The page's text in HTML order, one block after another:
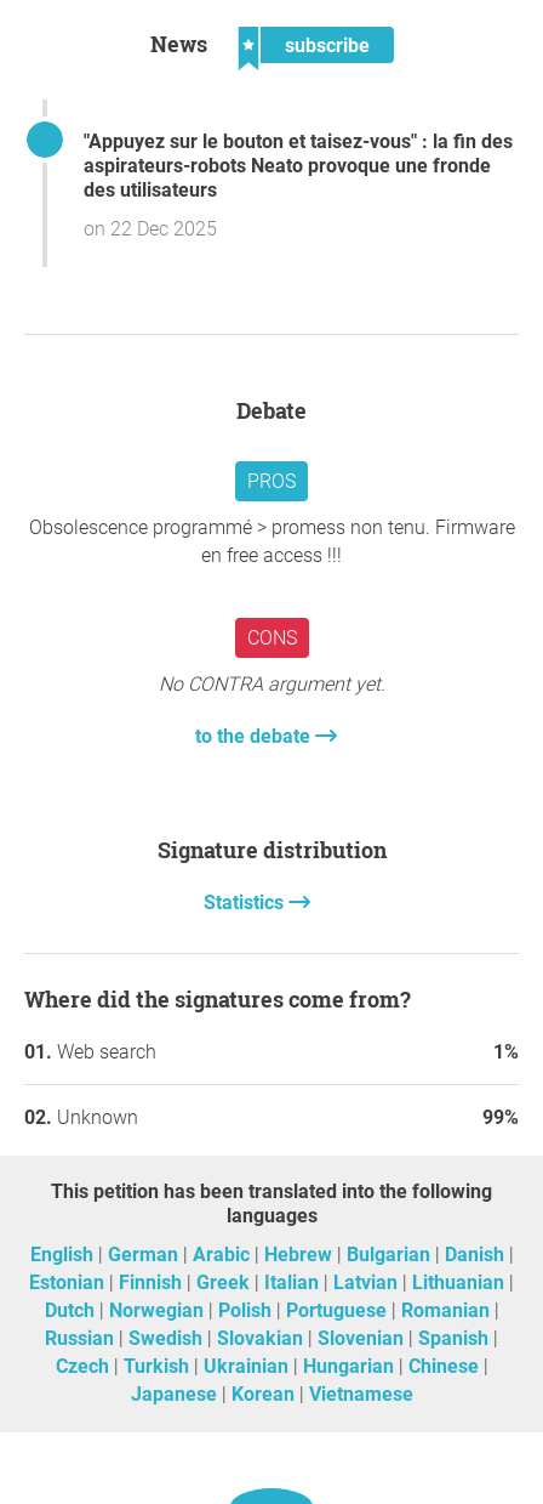
en dévalorisant leurs appareils fonctionnels.
équitable et respectueuse à cette situation, les signataires
s'abstiendront d'acheter tout produit du groupe Vorwerk à
l'avenir et déconseilleront à leur entourage de le faire.
Translated with DeepL.com (free version)
Thank you so much for your support,
News subscribe
"Appuyez sur le bouton et taisez-vous" : la fin des
aspirateurs-robots Neato provoque une fronde
des utilisateurs
on 22 Dec 2025
Debate
PROS
Obsolescence programmé > promess non tenu. Firmware
en free access !!!
CONS
No CONTRA argument yet.
to the debate
Signature distribution
Statistics
Where did the signatures come from?
Web search 1%
Unknown 99%
This petition has been translated into the following
languages
English
German Arabic Hebrew Bulgarian
Danish
Estonian
Finnish Greek Italian Latvian
Lithuanian
Dutch
Norwegian Polish Portuguese
Romanian
Russian
Swedish Slovakian Slovenian
Spanish
Czech
Turkish Ukrainian Hungarian
Chinese
Japanese
Korean Vietnamese